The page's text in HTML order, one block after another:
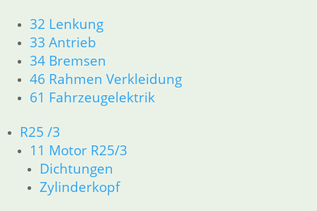
32 Lenkung
33 Antrieb
34 Bremsen
46 Rahmen Verkleidung
61 Fahrzeugelektrik
R25 /3
11 Motor R25/3
Dichtungen
Zylinderkopf
Alle 10 Ergebnisse werden angezeigt